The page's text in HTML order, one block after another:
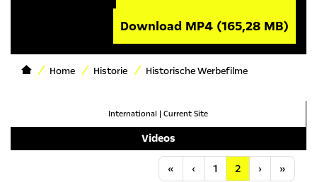
Download MP4 (165,28 MB)
Home Historie Historische Werbefilme
International | Current Site
Videos
« Anfang
‹ Vorherige
1 2 ›Nächste
»